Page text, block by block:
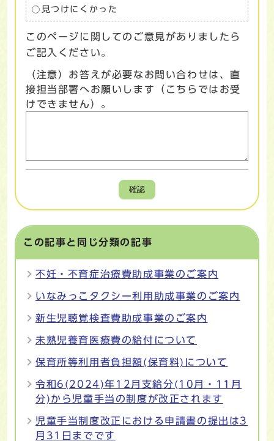
見つけにくかった
このページに関してのご意見がありましたら
ご記入ください。
（注意）お答えが必要なお問い合わせは、直
接担当部署へお願いします（こちらではお受
けできません）。
確認
この記事と同じ分類の記事
不妊・不育症治療費助成事業のご案内
いなみっこタクシー利用助成事業のご案内
新生児聴覚検査費助成事業のご案内
未熟児養育医療費の給付について
保育所等利用者負担額(保育料)について
令和6(2024)年12月支給分(10月・11月
分)から児童手当の制度が改正されます
児童手当制度改正における申請書の提出は3
月31日までです